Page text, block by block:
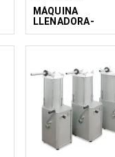
MÁQUINA
LLENADORA-
TAPONADORA DE